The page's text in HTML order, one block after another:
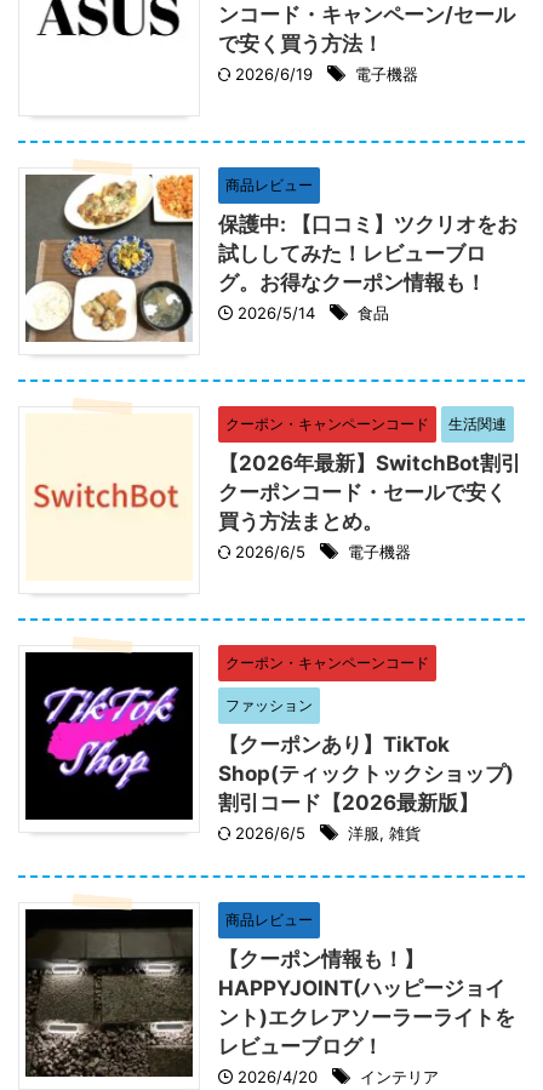
ンコード・キャンペーン/セール
で安く買う方法！
2026/6/19 電子機器
商品レビュー
保護中: 【口コミ】ツクリオをお
試ししてみた！レビューブロ
グ。お得なクーポン情報も！
2026/5/14 食品
クーポン・キャンペーンコード 生活関連
【2026年最新】SwitchBot割引
クーポンコード・セールで安く
買う方法まとめ。
2026/6/5 電子機器
クーポン・キャンペーンコード
ファッション
【クーポンあり】TikTok
Shop(ティックトックショップ)
割引コード【2026最新版】
2026/6/5 洋服, 雑貨
商品レビュー
【クーポン情報も！】
HAPPYJOINT(ハッピージョイ
ント)エクレアソーラーライトを
レビューブログ！
2026/4/20 インテリア